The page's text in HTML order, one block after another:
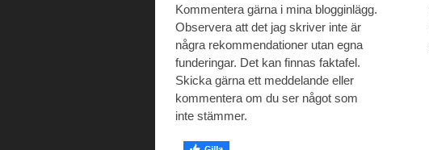
Kommentera gärna i mina blogginlägg.
Observera att det jag skriver inte är
några rekommendationer utan egna
funderingar. Det kan finnas faktafel.
Skicka gärna ett meddelande eller
kommentera om du ser något som
inte stämmer.